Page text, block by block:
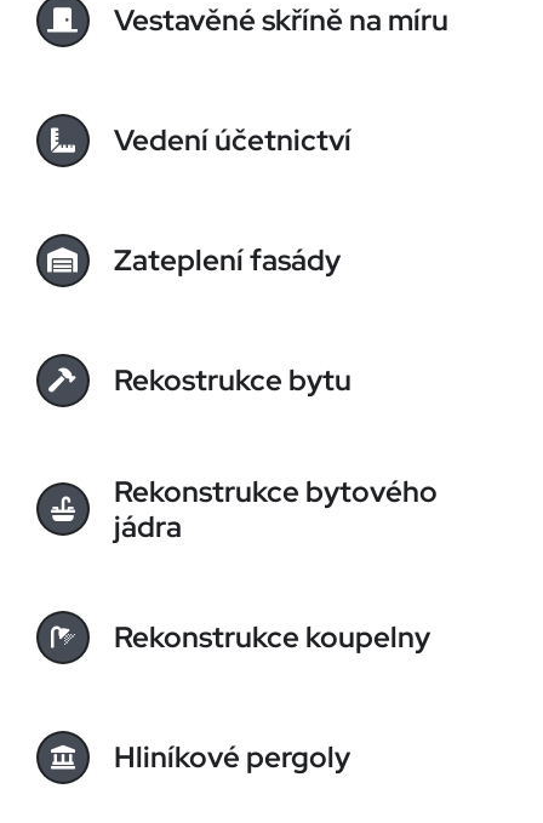
Vestavěné skříně na míru
Vedení účetnictví
Zateplení fasády
Rekostrukce bytu
Rekonstrukce bytového
jádra
Rekonstrukce koupelny
Hliníkové pergoly